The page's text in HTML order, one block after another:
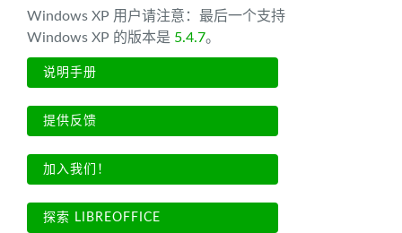
Windows XP 用户请注意：最后一个支持
Windows XP 的版本是 5.4.7。
说明手册
提供反馈
加入我们！
探索 LIBREOFFICE